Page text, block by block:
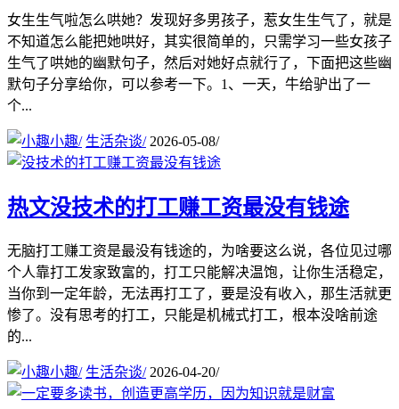
女生生气啦怎么哄她？发现好多男孩子，惹女生生气了，就是
不知道怎么能把她哄好，其实很简单的，只需学习一些女孩子
生气了哄她的幽默句子，然后对她好点就行了，下面把这些幽
默句子分享给你，可以参考一下。1、一天，牛给驴出了一
个...
小趣/ 生活杂谈/ 2026-05-08/
热文没技术的打工赚工资最没有钱途
无脑打工赚工资是最没有钱途的，为啥要这么说，各位见过哪
个人靠打工发家致富的，打工只能解决温饱，让你生活稳定，
当你到一定年龄，无法再打工了，要是没有收入，那生活就更
惨了。没有思考的打工，只能是机械式打工，根本没啥前途
的...
小趣/ 生活杂谈/ 2026-04-20/